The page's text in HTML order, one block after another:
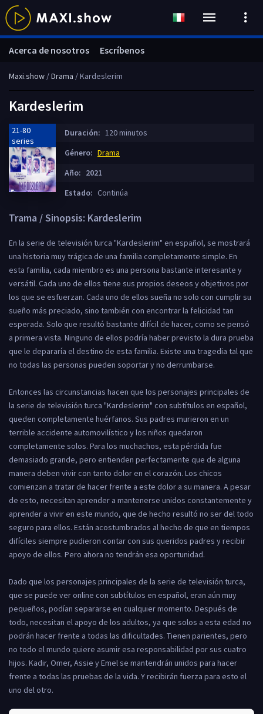
Maxi.show /Drama / Kardeslerim
Kardeslerim
21-80
series
Duración: 120 minutos
Género: Drama
Año: 2021
Estado: Continúa
Trama / Sinopsis: Kardeslerim
En la serie de televisión turca "Kardeslerim" en español, se mostrará
una historia muy trágica de una familia completamente simple. En
esta familia, cada miembro es una persona bastante interesante y
versátil. Cada uno de ellos tiene sus propios deseos y objetivos por
los que se esfuerzan. Cada uno de ellos sueña no solo con cumplir su
sueño más preciado, sino también con encontrar la felicidad tan
esperada. Solo que resultó bastante difícil de hacer, como se pensó
a primera vista. Ninguno de ellos podría haber previsto la dura prueba
que le depararía el destino de esta familia. Existe una tragedia tal que
no todas las personas pueden soportar y no derrumbarse.
Entonces las circunstancias hacen que los personajes principales de
la serie de televisión turca "Kardeslerim" con subtítulos en español,
queden completamente huérfanos. Sus padres murieron en un
terrible accidente automovilístico y los niños quedaron
completamente solos. Para los muchachos, esta pérdida fue
demasiado grande, pero entienden perfectamente que de alguna
manera deben vivir con tanto dolor en el corazón. Los chicos
comienzan a tratar de hacer frente a este dolor a su manera. A pesar
de esto, necesitan aprender a mantenerse unidos constantemente y
aprender a vivir en este mundo, que de hecho resultó no ser del todo
seguro para ellos. Están acostumbrados al hecho de que en tiempos
difíciles siempre pudieron contar con sus queridos padres y recibir
apoyo de ellos. Pero ahora no tendrán esa oportunidad.
Dado que los personajes principales de la serie de televisión turca,
que se puede ver online con subtítulos en español, eran aún muy
pequeños, podían separarse en cualquier momento. Después de
todo, necesitan el apoyo de los adultos, ya que solos a esta edad no
podrán hacer frente a todas las dificultades. Tienen parientes, pero
no todo el mundo quiere asumir esa responsabilidad por sus cuatro
hijos. Kadir, Omer, Assie y Emel se mantendrán unidos para hacer
frente a todas las pruebas de la vida. Y recibirán fuerza para esto el
uno del otro.
Acerca de nosotros Escríbenos